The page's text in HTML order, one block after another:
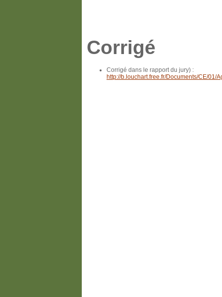
Corrigé
Corrigé dans le rapport du jury) :
http://b.louchart.free.fr/Documents/CE/